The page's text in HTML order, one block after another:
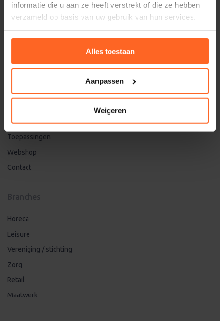
informatie die u aan ze heeft verstrekt of die ze hebben
verzameld op basis van uw gebruik van hun services.
Alles toestaan
Aanpassen
Weigeren
+31 (0)24 34 44 111
Over Janssens
Referenties
Branches
Toepassingen
Webshop
Contact
Horeca
Leisure
Vereniging / stichting
Zorg
Retail
Maatwerk